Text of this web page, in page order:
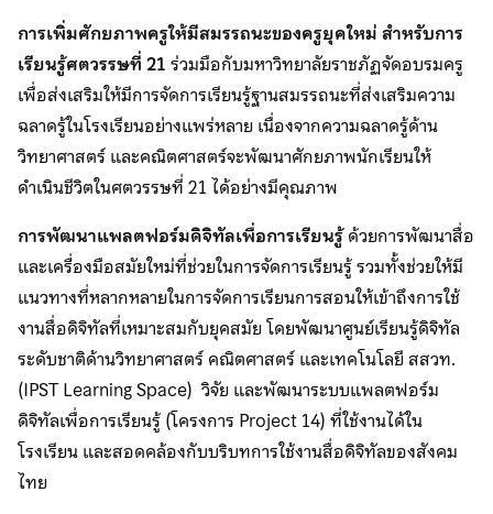
การเพิ่มศักยภาพครูให้มีสมรรถนะของครูยุคใหม่ สำหรับการ
เรียนรู้ศตวรรษที่ 21ร่วมมือกับมหาวิทยาลัยราชภัฏจัดอบรมครู
เพื่อส่งเสริมให้มีการจัดการเรียนรู้ฐานสมรรถนะที่ส่งเสริมความ
ฉลาดรู้ในโรงเรียนอย่างแพร่หลาย เนื่องจากความฉลาดรู้ด้าน
วิทยาศาสตร์ และคณิตศาสตร์จะพัฒนาศักยภาพนักเรียนให้
ดำเนินชีวิตในศตวรรษที่ 21 ได้อย่างมีคุณภาพ
การพัฒนาแพลตฟอร์มดิจิทัลเพื่อการเรียนรู้ด้วยการพัฒนาสื่อ
และเครื่องมือสมัยใหม่ที่ช่วยในการจัดการเรียนรู้ รวมทั้งช่วยให้มี
แนวทางที่หลากหลายในการจัดการเรียนการสอนให้เข้าถึงการใช้
งานสื่อดิจิทัลที่เหมาะสมกับยุคสมัย โดยพัฒนาศูนย์เรียนรู้ดิจิทัล
ระดับชาติด้านวิทยาศาสตร์ คณิตศาสตร์ และเทคโนโลยี สสวท.
(IPST Learning Space) วิจัย และพัฒนาระบบแพลตฟอร์ม
ดิจิทัลเพื่อการเรียนรู้ (โครงการ Project 14) ที่ใช้งานได้ใน
โรงเรียน และสอดคล้องกับบริบทการใช้งานสื่อดิจิทัลของสังคม
ไทย